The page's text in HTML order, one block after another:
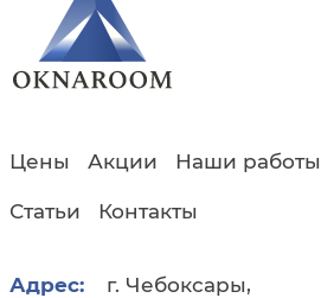
Цены Акции Наши работы
Статьи Контакты
Адрес:
г. Чебоксары,